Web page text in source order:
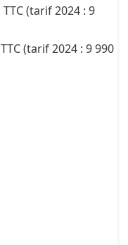
TTC (tarif 2024 : 9
TTC (tarif 2024 : 9 990